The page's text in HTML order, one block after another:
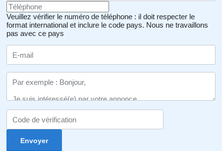
Veuillez vérifier le numéro de téléphone : il doit respecter le
format international et inclure le code pays. Nous ne travaillons
pas avec ce pays